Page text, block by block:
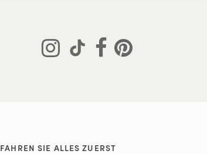
SIE ALLES ZUERST